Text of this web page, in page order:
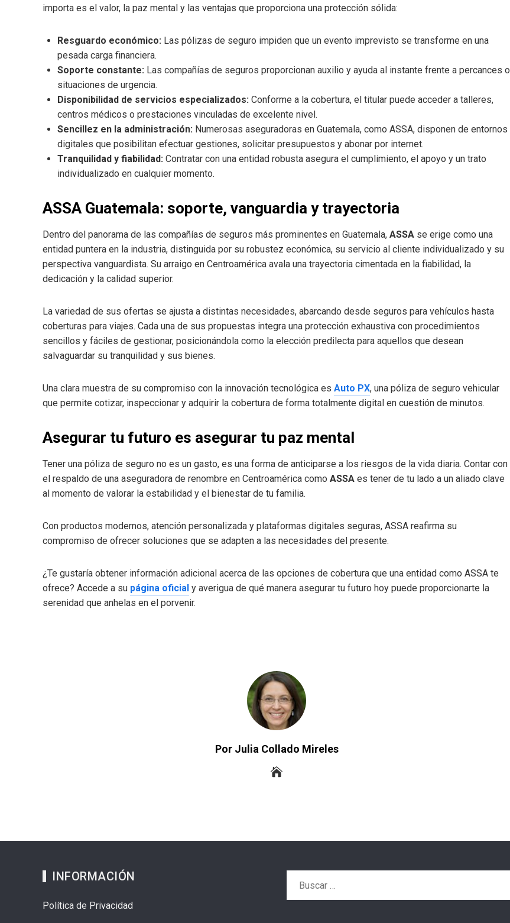
importa es el valor, la paz mental y las ventajas que proporciona una protección sólida:
Resguardo económico: Las pólizas de seguro impiden que un evento imprevisto se transforme en una
pesada carga financiera.
Soporte constante: Las compañías de seguros proporcionan auxilio y ayuda al instante frente a percances o
situaciones de urgencia.
Disponibilidad de servicios especializados: Conforme a la cobertura, el titular puede acceder a talleres,
centros médicos o prestaciones vinculadas de excelente nivel.
Sencillez en la administración: Numerosas aseguradoras en Guatemala, como ASSA, disponen de entornos
digitales que posibilitan efectuar gestiones, solicitar presupuestos y abonar por internet.
Tranquilidad y fiabilidad: Contratar con una entidad robusta asegura el cumplimiento, el apoyo y un trato
individualizado en cualquier momento.
ASSA Guatemala: soporte, vanguardia y trayectoria
Dentro del panorama de las compañías de seguros más prominentes en Guatemala, ASSA se erige como una
entidad puntera en la industria, distinguida por su robustez económica, su servicio al cliente individualizado y su
perspectiva vanguardista. Su arraigo en Centroamérica avala una trayectoria cimentada en la fiabilidad, la
dedicación y la calidad superior.
La variedad de sus ofertas se ajusta a distintas necesidades, abarcando desde seguros para vehículos hasta
coberturas para viajes. Cada una de sus propuestas integra una protección exhaustiva con procedimientos
sencillos y fáciles de gestionar, posicionándola como la elección predilecta para aquellos que desean
salvaguardar su tranquilidad y sus bienes.
Una clara muestra de su compromiso con la innovación tecnológica es Auto PX, una póliza de seguro vehicular
que permite cotizar, inspeccionar y adquirir la cobertura de forma totalmente digital en cuestión de minutos.
Asegurar tu futuro es asegurar tu paz mental
Tener una póliza de seguro no es un gasto, es una forma de anticiparse a los riesgos de la vida diaria. Contar con
el respaldo de una aseguradora de renombre en Centroamérica como ASSA es tener de tu lado a un aliado clave
al momento de valorar la estabilidad y el bienestar de tu familia.
Con productos modernos, atención personalizada y plataformas digitales seguras, ASSA reafirma su
compromiso de ofrecer soluciones que se adapten a las necesidades del presente.
¿Te gustaría obtener información adicional acerca de las opciones de cobertura que una entidad como ASSA te
ofrece? Accede a su página oficial y averigua de qué manera asegurar tu futuro hoy puede proporcionarte la
serenidad que anhelas en el porvenir.
Por Julia Collado Mireles
INFORMACIÓN
Política de Privacidad